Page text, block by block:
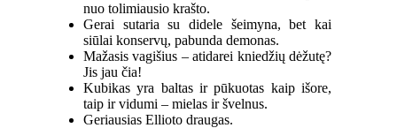
nuo tolimiausio krašto.
Gerai sutaria su didele šeimyna, bet kai
siūlai konservų, pabunda demonas.
Mažasis vagišius – atidarei kniedžių dėžutę?
Jis jau čia!
Kubikas yra baltas ir pūkuotas kaip išore,
taip ir vidumi – mielas ir švelnus.
Geriausias Ellioto draugas.